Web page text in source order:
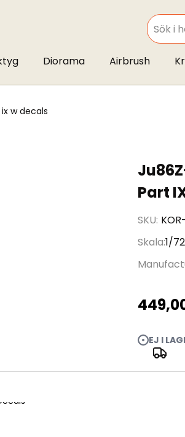
SEARCH
Diorama Airbrush
w decals
Part
SKU
Skala1/72
EJ I